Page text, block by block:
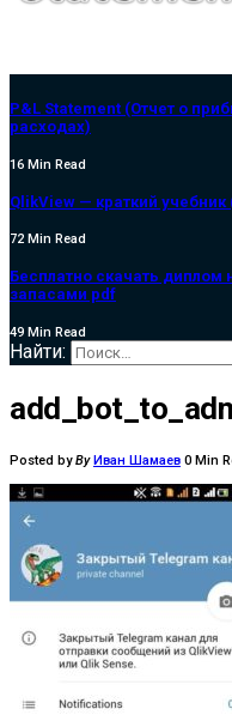
P&L Statement (Отчет о
расходах)
16 Min Read
QlikView — краткий
72 Min Read
Бесплатно скачать диплом
запасами pdf
49 Min Read
Найти:
Posted by ByИван Шамаев 0 Min